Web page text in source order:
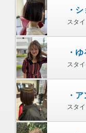
・
スタ
・
スタ
・
スタ